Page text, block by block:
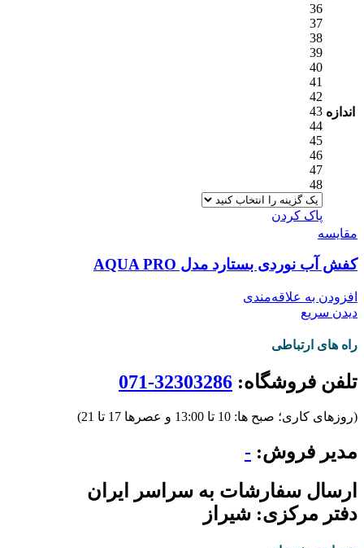
اندازه
36
37
38
39
40
41
42
43
44
45
46
47
48
پاک کردن
مقایسه
کفش آب نوردی بستارد مدل AQUA PRO
افزودن به علاقه‌مندی
دیدن سریع
راه های ارتباطی
تلفن فروشگاه: 32303286-071
(روزهای کاری؛ صبح ها: 10 تا 13:00 و عصرها 17 تا 21)
مدیر فروش: -
ارسال سفارشات به سراسر ایران
دفتر مرکزی: شیراز